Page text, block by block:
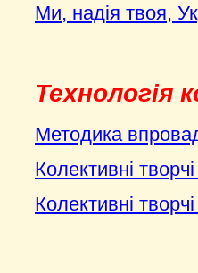
Ми, надія твоя,
Технологія
Методика
Колективні
Колективні